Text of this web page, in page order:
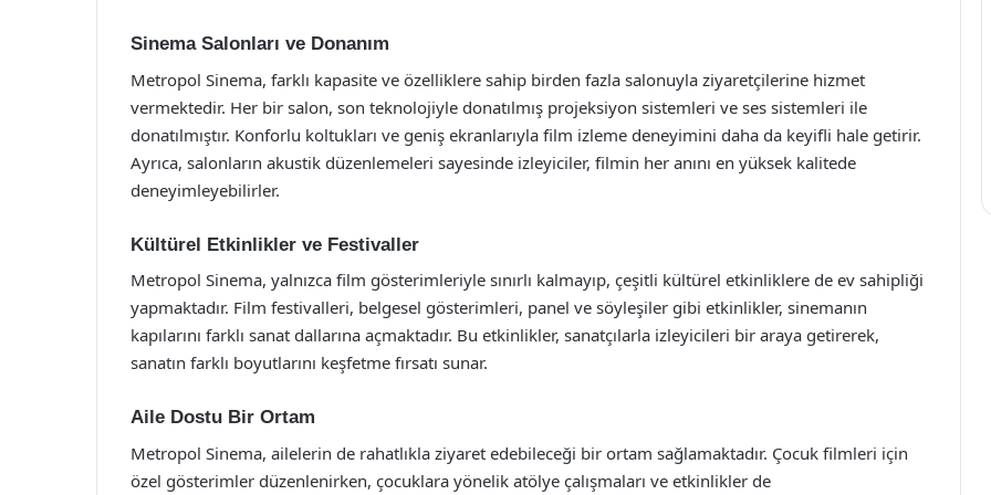
Sinema Salonları ve Donanım
Metropol Sinema, farklı kapasite ve özelliklere sahip birden fazla salonuyla ziyaretçilerine hizmet
vermektedir. Her bir salon, son teknolojiyle donatılmış projeksiyon sistemleri ve ses sistemleri ile
donatılmıştır. Konforlu koltukları ve geniş ekranlarıyla film izleme deneyimini daha da keyifli hale getirir.
Ayrıca, salonların akustik düzenlemeleri sayesinde izleyiciler, filmin her anını en yüksek kalitede
deneyimleyebilirler.
Kültürel Etkinlikler ve Festivaller
Metropol Sinema, yalnızca film gösterimleriyle sınırlı kalmayıp, çeşitli kültürel etkinliklere de ev sahipliği
yapmaktadır. Film festivalleri, belgesel gösterimleri, panel ve söyleşiler gibi etkinlikler, sinemanın
kapılarını farklı sanat dallarına açmaktadır. Bu etkinlikler, sanatçılarla izleyicileri bir araya getirerek,
sanatın farklı boyutlarını keşfetme fırsatı sunar.
Aile Dostu Bir Ortam
Metropol Sinema, ailelerin de rahatlıkla ziyaret edebileceği bir ortam sağlamaktadır. Çocuk filmleri için
özel gösterimler düzenlenirken, çocuklara yönelik atölye çalışmaları ve etkinlikler de